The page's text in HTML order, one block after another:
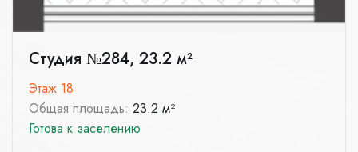
Студия №284, 23.2 м²
Этаж 18
Общая площадь: 23.2 м²
Готова к заселению